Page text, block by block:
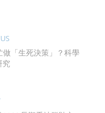
「生死決策」？科學
究